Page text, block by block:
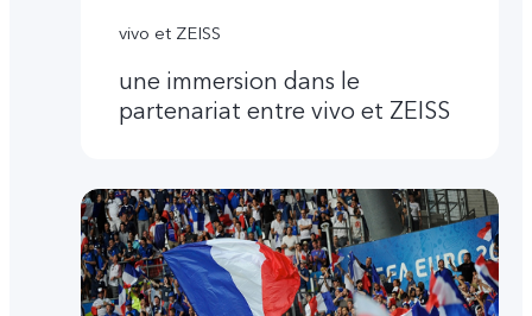
vivo et ZEISS
une immersion dans le
partenariat entre vivo et ZEISS